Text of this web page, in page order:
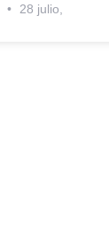
28 julio,